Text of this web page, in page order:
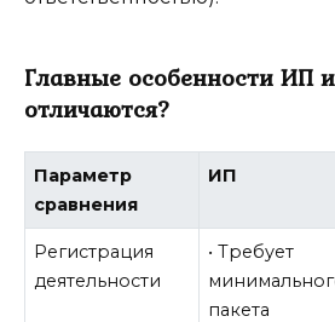
Главные особенности ИП
отличаются?
Параметр
сравнения
ИП
Регистрация
деятельности
• Требует
пакета